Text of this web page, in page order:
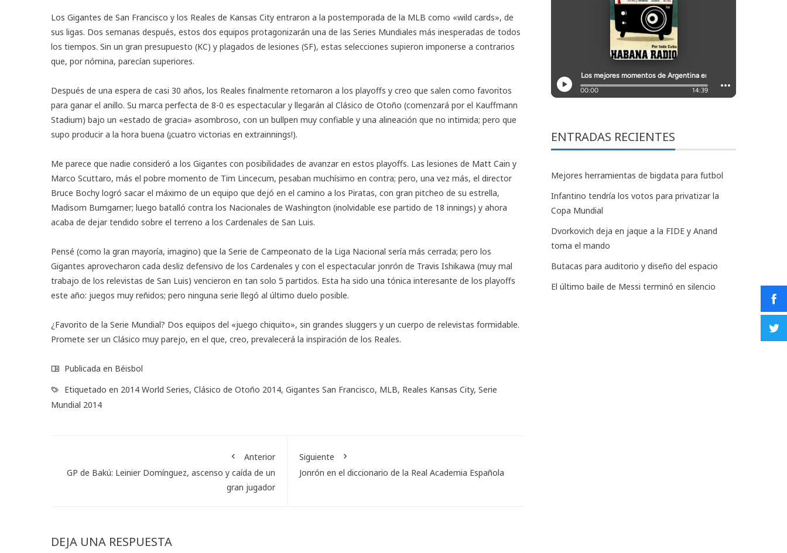
Los Gigantes de San Francisco y los Reales de Kansas City entraron a la postemporada de la MLB como «wild cards», de
sus ligas. Dos semanas después, estos dos equipos protagonizarán una de las Series Mundiales más inesperadas de todos
los tiempos. Sin un gran presupuesto (KC) y plagados de lesiones (SF), estas selecciones supieron imponerse a contrarios
que, por nómina, parecían superiores.
Después de una espera de casi 30 años, los Reales finalmente retornaron a los playoffs y creo que salen como favoritos
para ganar el anillo. Su marca perfecta de 8-0 es espectacular y llegarán al Clásico de Otoño (comenzará por el Kauffmann
Stadium) bajo un «estado de gracia» asombroso, con un bullpen muy confiable y una alineación que no intimida; pero que
supo producir a la hora buena (¡cuatro victorias en extrainnings!).
Me parece que nadie consideró a los Gigantes con posibilidades de avanzar en estos playoffs. Las lesiones de Matt Cain y
Marco Scuttaro, más el pobre momento de Tim Lincecum, pesaban muchísimo en contra; pero, una vez más, el director
Bruce Bochy logró sacar el máximo de un equipo que dejó en el camino a los Piratas, con gran pitcheo de su estrella,
Madisom Bumgarner; luego batalló contra los Nacionales de Washington (inolvidable ese partido de 18 innings) y ahora
acaba de dejar tendido sobre el terreno a los Cardenales de San Luis.
Pensé (como la gran mayoría, imagino) que la Serie de Campeonato de la Liga Nacional sería más cerrada; pero los
Gigantes aprovecharon cada desliz defensivo de los Cardenales y con el espectacular jonrón de Travis Ishikawa (muy mal
trabajo de los relevistas de San Luis) vencieron en tan solo 5 partidos. Esta ha sido una tónica interesante de los playoffs
este año: juegos muy reñidos; pero ninguna serie llegó al último duelo posible.
¿Favorito de la Serie Mundial? Dos equipos del «juego chiquito», sin grandes sluggers y un cuerpo de relevistas formidable.
Promete ser un Clásico muy parejo, en el que, creo, prevalecerá la inspiración de los Reales.
Publicada en Béisbol
Etiquetado en 2014 World Series, Clásico de Otoño 2014, Gigantes San Francisco, MLB, Reales Kansas City, Serie
Mundial 2014
Anterior
GP de Bakú: Leinier Domínguez, ascenso y caída de un
gran jugador
Siguiente
Jonrón en el diccionario de la Real Academia Española
DEJA UNA RESPUESTA
ENTRADAS RECIENTES
Mejores herramientas de bigdata para futbol
Infantino tendría los votos para privatizar la
Copa Mundial
Dvorkovich deja en jaque a la FIDE y Anand
toma el mando
Butacas para auditorio y diseño del espacio
El último baile de Messi terminó en silencio